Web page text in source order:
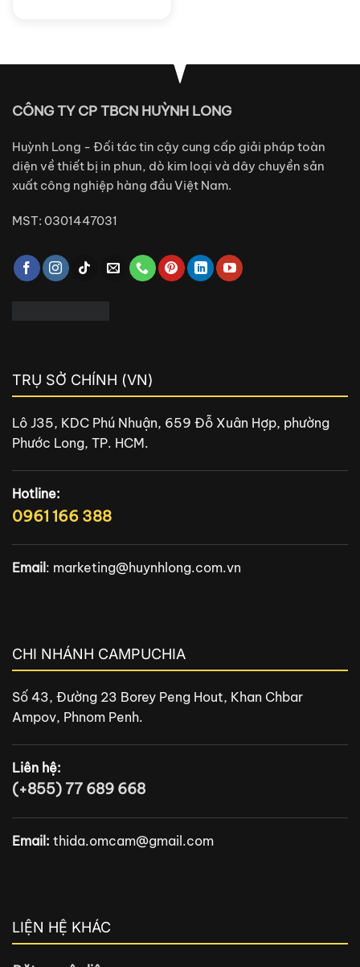
CÔNG TY CP TBCN HUỲNH LONG
Huỳnh Long - Đối tác tin cậy cung cấp giải pháp toàn
diện về thiết bị in phun, dò kim loại và dây chuyền sản
xuất công nghiệp hàng đầu Việt Nam.
MST: 0301447031
TRỤ SỞ CHÍNH (VN)
Lô J35, KDC Phú Nhuận, 659 Đỗ Xuân Hợp, phường
Phước Long, TP. HCM.
Hotline:
0961 166 388
Email : marketing@huynhlong.com.vn
CHI NHÁNH CAMPUCHIA
Số 43, Đường 23 Borey Peng Hout, Khan Chbar
Ampov, Phnom Penh.
Liên hệ:
(+855) 77 689 668
Email: thida.omcam@gmail.com
LIỆN HỆ KHÁC